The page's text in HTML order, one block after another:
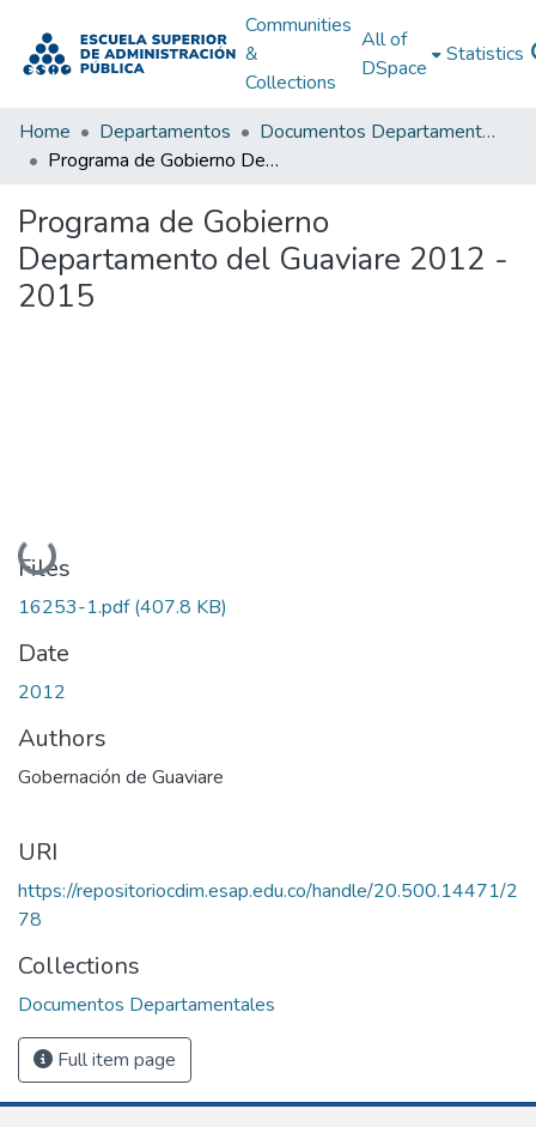
Communities
&
Collections
All of
DSpace
Statistics
Home Departamentos
Documentos Departamentales
Programa de Gobierno Departamento del Guaviare 2012 - 2015
Programa de Gobierno
Departamento del Guaviare 2012 -
2015
Loading...
Files
16253-1.pdf(407.8 KB)
Date
2012
Authors
Gobernación de Guaviare
URI
https://repositoriocdim.esap.edu.co/handle/20.500.14471/2
78
Collections
Documentos Departamentales
Full item page